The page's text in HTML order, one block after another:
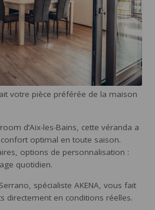
votre pièce préférée de la maison
d’Aix-les-Bains, cette véranda a
optimal en toute saison.
options de personnalisation :
quotidien.
spécialiste AKENA, vous fait
directement en conditions réelles.